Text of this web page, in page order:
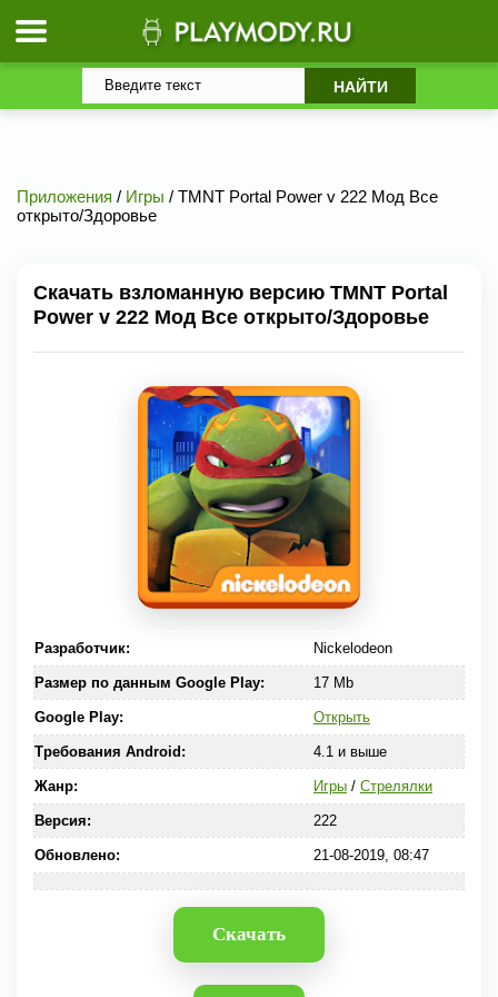
Приложения / Игры / TMNT Portal Power v 222 Мод Все
открыто/Здоровье
Скачать взломанную версию TMNT Portal
Power v 222 Мод Все открыто/Здоровье
Разработчик: Nickelodeon
Размер по данным Google Play: 17 Mb
Google Play: Открыть
Требования Android: 4.1 и выше
Жанр: Игры/ Стрелялки
Версия: 222
Обновлено: 21-08-2019, 08:47
Скачать